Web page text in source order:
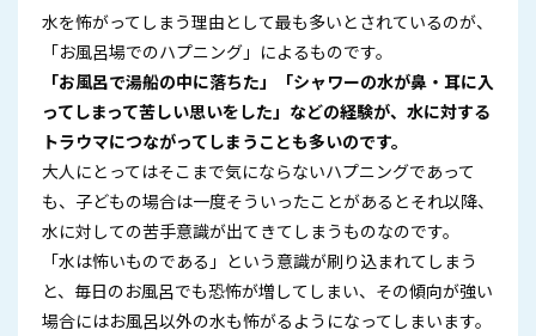
水を怖がってしまう理由として最も多いとされているのが、
「お風呂場でのハプニング」によるものです。
「お風呂で湯船の中に落ちた」「シャワーの水が鼻・耳に入
ってしまって苦しい思いをした」などの経験が、水に対する
トラウマにつながってしまうことも多いのです。
大人にとってはそこまで気にならないハプニングであって
も、子どもの場合は一度そういったことがあるとそれ以降、
水に対しての苦手意識が出てきてしまうものなのです。
「水は怖いものである」という意識が刷り込まれてしまう
と、毎日のお風呂でも恐怖が増してしまい、その傾向が強い
場合にはお風呂以外の水も怖がるようになってしまいます。